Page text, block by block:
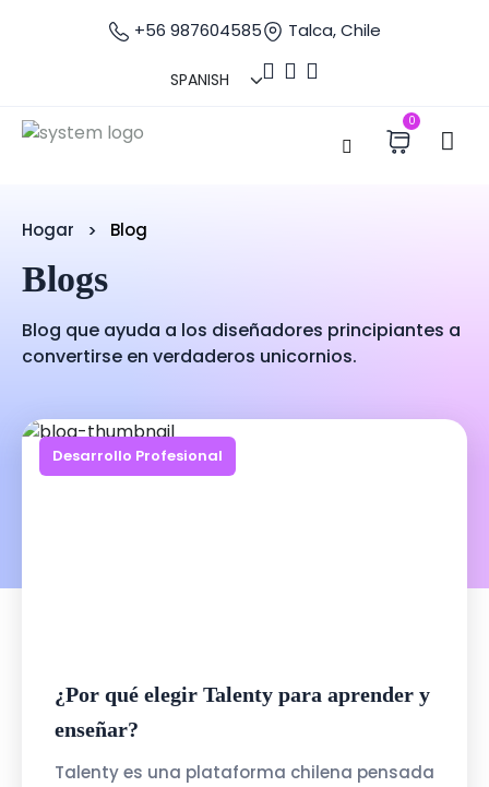
+56 987604585 Talca, Chile
0
Hogar Blog
Blogs
Blog que ayuda a los diseñadores principiantes a
convertirse en verdaderos unicornios.
Desarrollo Profesional
¿Por qué elegir Talenty para aprender y
enseñar?
Talenty es una plataforma chilena pensada